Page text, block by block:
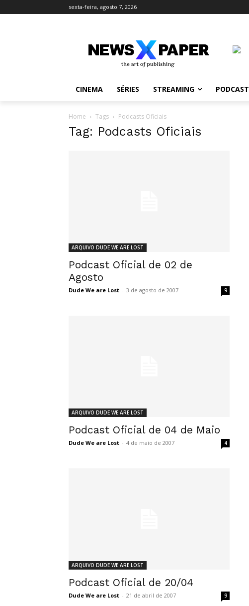
sexta-feira, agosto 7, 2026
CINEMA SÉRIES STREAMING PODCAST
Home Tags Podcasts Oficiais
Tag: Podcasts Oficiais
ARQUIVO DUDE WE ARE LOST
Podcast Oficial de 02 de
Agosto
Dude We are Lost - 3 de agosto de 2007 9
ARQUIVO DUDE WE ARE LOST
Podcast Oficial de 04 de Maio
Dude We are Lost - 4 de maio de 2007 4
ARQUIVO DUDE WE ARE LOST
Podcast Oficial de 20/04
Dude We are Lost - 21 de abril de 2007 9